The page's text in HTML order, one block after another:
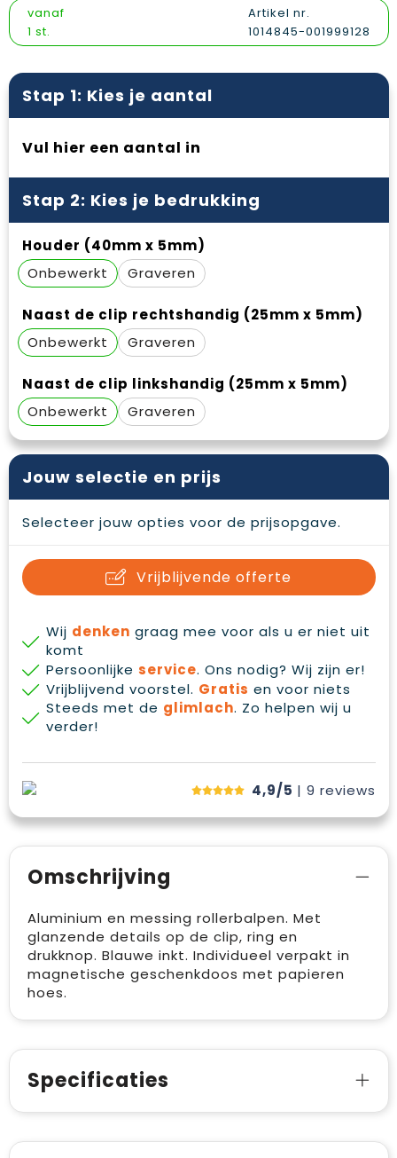
Gilets
Spellen voor binnen en buiten
Sport
Promotietassen
Reistassen
Schoudertassen
Sporttassen
Strandtassen
Tablettassen
Waterbestendige tassen
Duffeltassen
Draagtassen
Reflecterende vesten
Regenkleding
Sweaters
T-Shirts
Veiligheidssignalering en Verlichting
Veiligheidsvesten en Veiligheidshesjes
Gehoorbescherming
Oog- en gelaatsbescherming
Hoofdbescherming
vanaf
1 st.
Artikel nr.
1014845-001999128
Stap 1: Kies je aantal
Vul hier een aantal in
Stap 2: Kies je bedrukking
Houder (40mm x 5mm)
Onbewerkt
Graveren
Naast de clip rechtshandig (25mm x 5mm)
Onbewerkt
Graveren
Naast de clip linkshandig (25mm x 5mm)
Onbewerkt
Graveren
Jouw selectie en prijs
Selecteer jouw opties voor de prijsopgave.
Vrijblijvende offerte
Wij denken graag mee voor als u er niet uit
komt
Persoonlijke service. Ons nodig? Wij zijn er!
Vrijblijvend voorstel. Gratis en voor niets
Steeds met de glimlach. Zo helpen wij u
verder!
4,9/5 | 9 reviews
Omschrijving
Aluminium en messing rollerbalpen. Met
glanzende details op de clip, ring en
drukknop. Blauwe inkt. Individueel verpakt in
magnetische geschenkdoos met papieren
hoes.
Specificaties